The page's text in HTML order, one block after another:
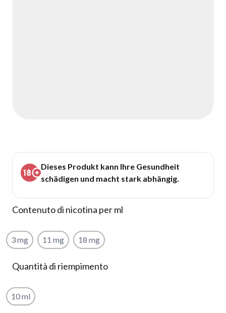
Dieses Produkt kann Ihre Gesundheit
schädigen und macht stark abhängig.
Contenuto di nicotina per ml
3 mg 11 mg 18 mg
Quantità di riempimento
10 ml